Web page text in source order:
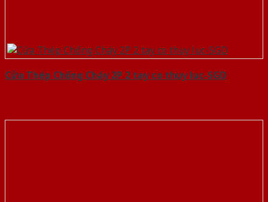
Cửa Thép Chống Cháy 2P 2 tay co thuy luc-SGD